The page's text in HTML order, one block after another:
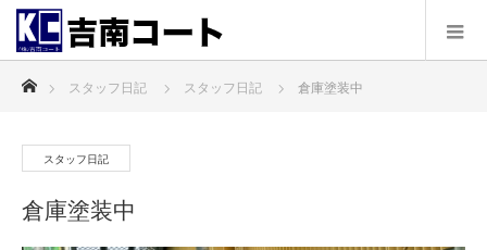
スタッフ日記 スタッフ日記 倉庫塗装中
スタッフ日記
倉庫塗装中